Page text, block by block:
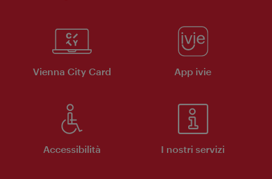
Vienna City Card App ivie
Accessibilità I nostri servizi